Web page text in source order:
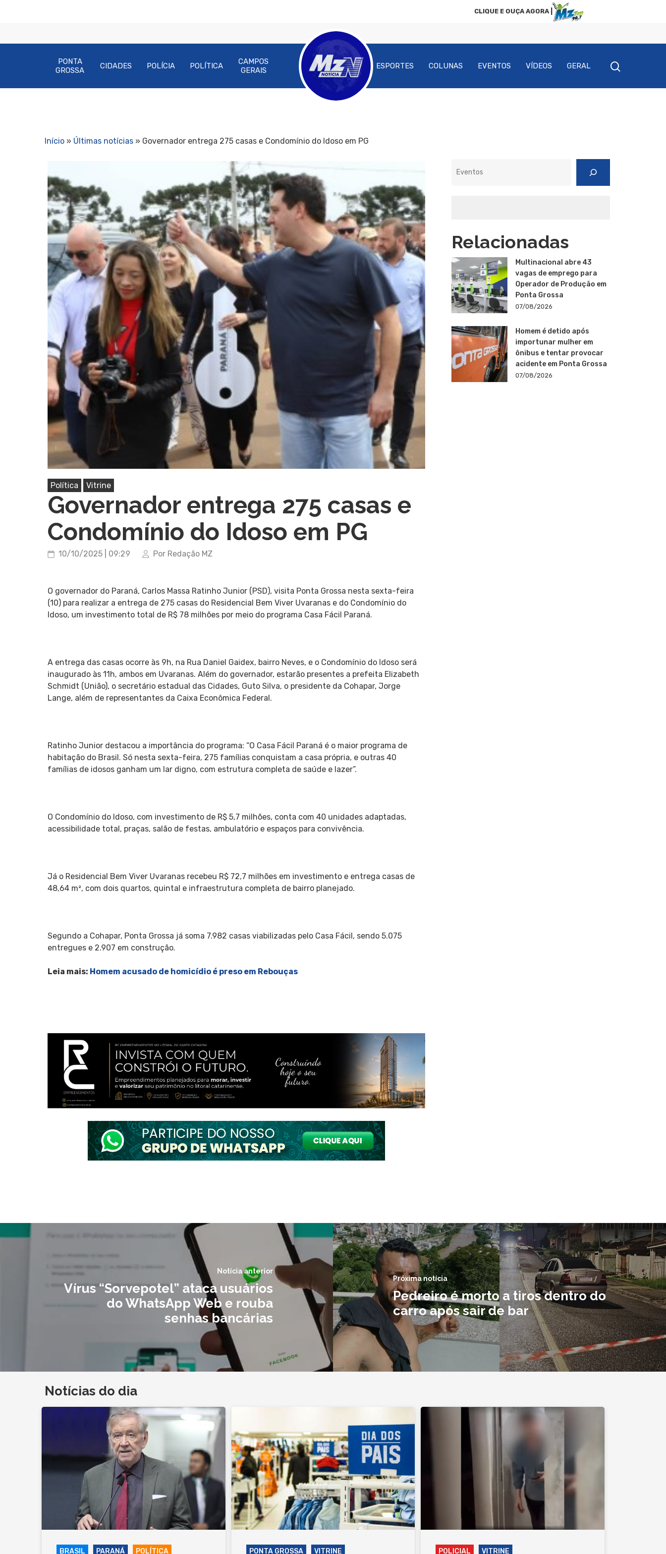
CLIQUE E OUÇA AGORA |
Pressione Enter para pesquisar ou ESC para fechar
PONTA
GROSSA
CIDADES POLÍCIA POLÍTICA
CAMPOS
GERAIS
ESPORTES COLUNAS EVENTOS VÍDEOS GERAL
Início » Últimas notícias » Governador entrega 275 casas e Condomínio do Idoso em PG
Política Vitrine
Governador entrega 275 casas e
Condomínio do Idoso em PG
10/10/2025 | 09:29 Por Redação MZ
O governador do Paraná, Carlos Massa Ratinho Junior (PSD), visita Ponta Grossa nesta sexta-feira
(10) para realizar a entrega de 275 casas do Residencial Bem Viver Uvaranas e do Condomínio do
Idoso, um investimento total de R$ 78 milhões por meio do programa Casa Fácil Paraná.
A entrega das casas ocorre às 9h, na Rua Daniel Gaidex, bairro Neves, e o Condomínio do Idoso será
inaugurado às 11h, ambos em Uvaranas. Além do governador, estarão presentes a prefeita Elizabeth
Schmidt (União), o secretário estadual das Cidades, Guto Silva, o presidente da Cohapar, Jorge
Lange, além de representantes da Caixa Econômica Federal.
Ratinho Junior destacou a importância do programa: “O Casa Fácil Paraná é o maior programa de
habitação do Brasil. Só nesta sexta-feira, 275 famílias conquistam a casa própria, e outras 40
famílias de idosos ganham um lar digno, com estrutura completa de saúde e lazer”.
O Condomínio do Idoso, com investimento de R$ 5,7 milhões, conta com 40 unidades adaptadas,
acessibilidade total, praças, salão de festas, ambulatório e espaços para convivência.
Já o Residencial Bem Viver Uvaranas recebeu R$ 72,7 milhões em investimento e entrega casas de
48,64 m², com dois quartos, quintal e infraestrutura completa de bairro planejado.
Segundo a Cohapar, Ponta Grossa já soma 7.982 casas viabilizadas pelo Casa Fácil, sendo 5.075
entregues e 2.907 em construção.
Leia mais: Homem acusado de homicídio é preso em Rebouças
Relacionadas
Multinacional abre 43
vagas de emprego para
Operador de Produção em
Ponta Grossa
07/08/2026
Homem é detido após
importunar mulher em
ônibus e tentar provocar
acidente em Ponta Grossa
07/08/2026
Notícia anterior
Vírus “Sorvepotel” ataca usuários
do WhatsApp Web e rouba
senhas bancárias
Próxima notícia
Pedreiro é morto a tiros dentro do
carro após sair de bar
Notícias do dia
BRASIL PARANÁ POLÍTICA PONTA GROSSA VITRINE POLICIAL VITRINE